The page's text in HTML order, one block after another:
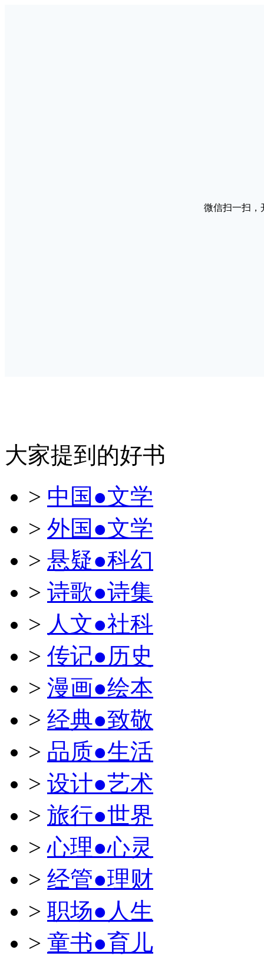
微信扫一扫，
大家提到的好书
> 中国●文学
> 外国●文学
> 悬疑●科幻
> 诗歌●诗集
> 人文●社科
> 传记●历史
> 漫画●绘本
> 经典●致敬
> 品质●生活
> 设计●艺术
> 旅行●世界
>心理●心灵
> 经管●理财
> 职场●人生
> 童书●育儿